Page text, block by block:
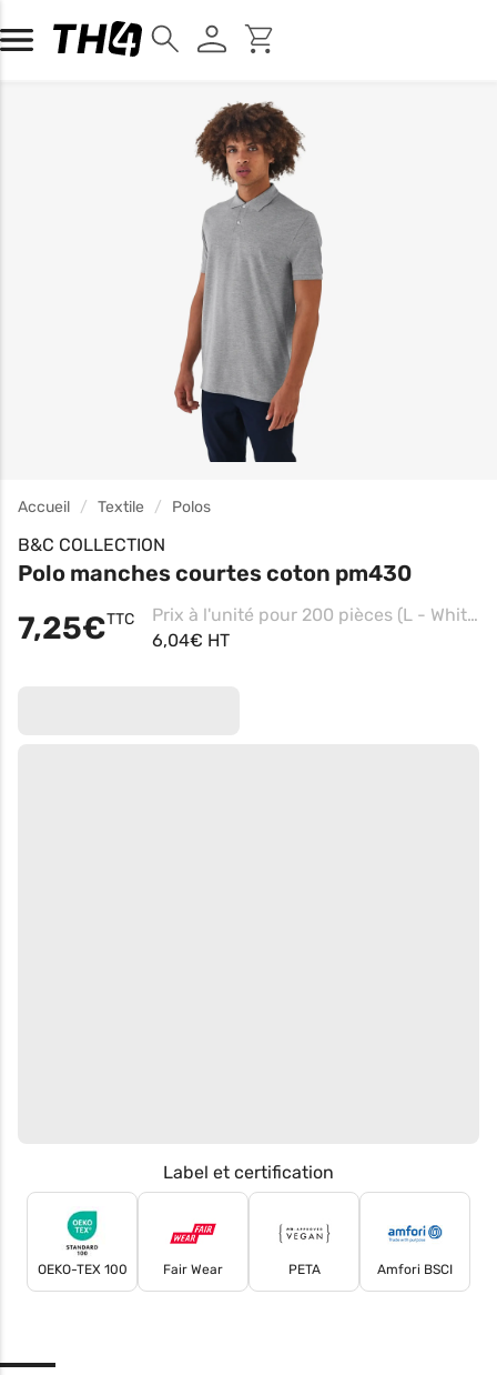
Accueil Textile Polos
B&C COLLECTION
Polo manches courtes coton pm430
7,25€TTC
Prix à l'unité pour 200 pièces (L - White)
6,04€ HT
Label et certification
OEKO-TEX 100 Fair Wear PETA Amfori BSCI